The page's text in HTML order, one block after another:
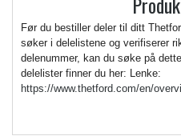
Før du bestiller deler til ditt
søker i delelistene og verifiserer
delenummer, kan du søke på
delelister finner du her: Lenke:
https://www.thetford.com/en/